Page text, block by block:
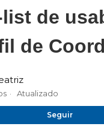
de
de
Atualizado
Seguir